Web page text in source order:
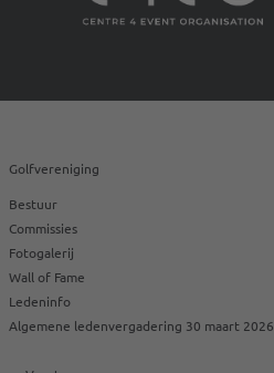
Golfvereniging
Bestuur
Commissies
Fotogalerij
Wall of Fame
Ledeninfo
Algemene ledenvergadering 30 maart 2026